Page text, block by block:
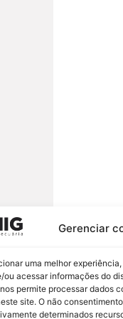
Gerenciar
uma melhor
ou acessar informações do
permite processar dados
site. O não
determinados